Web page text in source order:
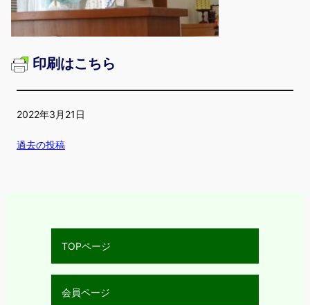
印刷はこちら
2022年3月21日
過去の投稿
TOPページ
会員ページ